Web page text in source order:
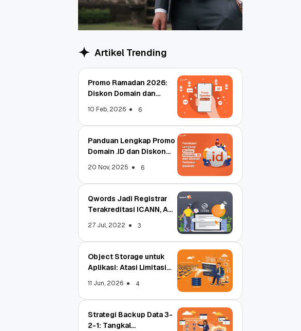
Artikel Trending
Promo Ramadan 2026:
Diskon Domain dan
10 Feb, 2026 6
Panduan Lengkap Promo
Domain .ID dan Diskon
20 Nov, 2025 6
Qwords Jadi Registrar
Terakreditasi ICANN, Apa
27 Jul, 2022 3
Object Storage untuk
Aplikasi: Atasi Limitasi
11 Jun, 2026 4
Strategi Backup Data 3-
2-1: Tangkal